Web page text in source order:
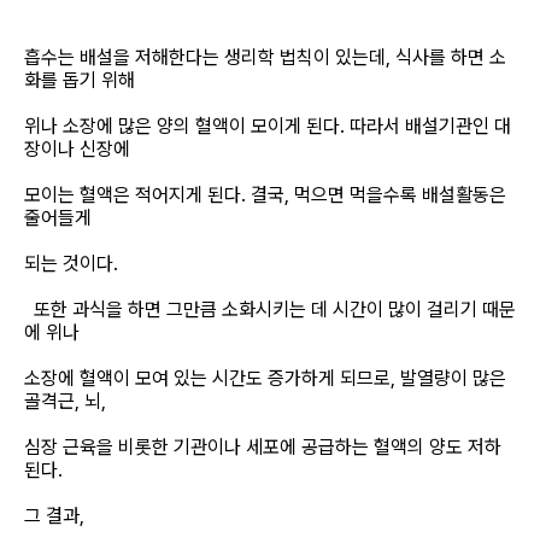
흡수는 배설을 저해한다는 생리학 법칙이 있는데, 식사를 하면 소
화를 돕기 위해
위나 소장에 많은 양의 혈액이 모이게 된다. 따라서 배설기관인 대
장이나 신장에
모이는 혈액은 적어지게 된다. 결국, 먹으면 먹을수록 배설활동은
줄어들게
되는 것이다.
또한 과식을 하면 그만큼 소화시키는 데 시간이 많이 걸리기 때문
에 위나
소장에 혈액이 모여 있는 시간도 증가하게 되므로, 발열량이 많은
골격근, 뇌,
심장 근육을 비롯한 기관이나 세포에 공급하는 혈액의 양도 저하
된다.
그 결과,